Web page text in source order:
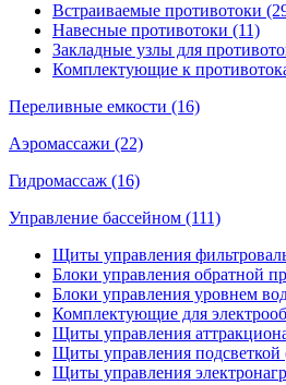
Встраиваемые противотоки
Навесные противотоки (11)
Закладные узлы для
Комплектующие к
Переливные емкости (16)
Аэромассажи (22)
Гидромассаж (16)
Управление бассейном (111)
Щиты управления
Блоки управления обратной
Блоки управления уровнем
Комплектующие для
Щиты управления
Щиты управления подсветкой
Щиты управления